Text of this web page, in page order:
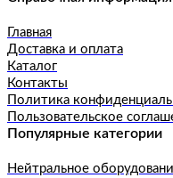
Главная
Доставка и оплата
Каталог
Контакты
Политика
Пользовательское
Популярные категории
Нейтральное